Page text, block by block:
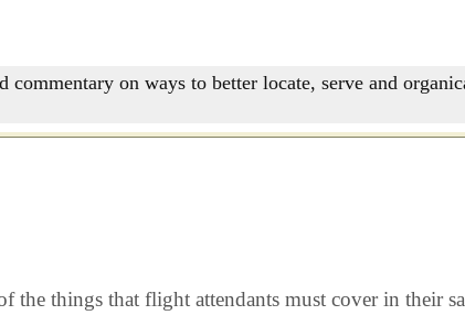
on ways to better locate, serve and
things that flight attendants must cover in their